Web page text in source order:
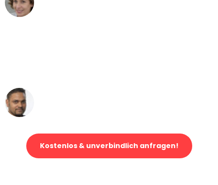
Kostenlos & unverbindlich anfragen!